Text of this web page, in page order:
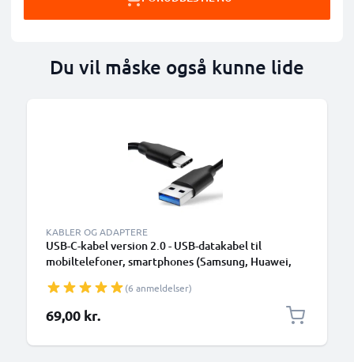
Du vil måske også kunne lide
KABLER OG ADAPTERE
USB-C-kabel version 2.0 - USB-datakabel til
mobiltelefoner, smartphones (Samsung, Huawei,
Sony, GoPro) og mange flere - 1,0m 3A-
opladerkabel med USB Type C-stik
(6 anmeldelser)
69,00 kr.